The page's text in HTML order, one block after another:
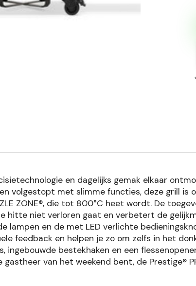
en dagelijks gemak elkaar
volgestopt met slimme functies, deze grill
ZONE®, die tot 800°C heet wordt. De
niet verloren gaat en verbetert de
lampen en de met LED verlichte
feedback en helpen je zo om zelfs in het
bestekhaken en een
van het weekend bent, de Prestige®